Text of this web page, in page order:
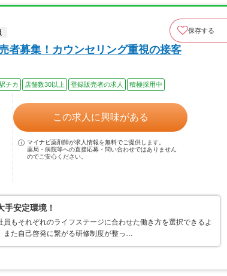
保存する
者募集！カウンセリング重視の接客
チカ 店舗数30以上 登録販売者の求人 積極採用中
この求人に興味がある
マイナビ薬剤師が求人情報を無料でご提供します。
薬局・病院等への直接応募・問い合わせではありません
のでご安心ください。
安定環境！
もそれぞれのライフステージに合わせた働き方を選択できるよ
また自己啓発に繋がる研修制度が整っ…